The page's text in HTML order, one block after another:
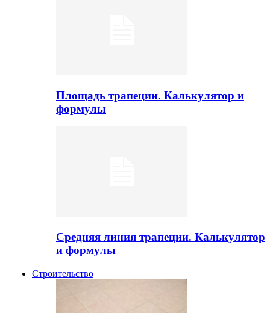
Площадь трапеции. Калькулятор и
формулы
Средняя линия трапеции. Калькулятор
и формулы
Строительство